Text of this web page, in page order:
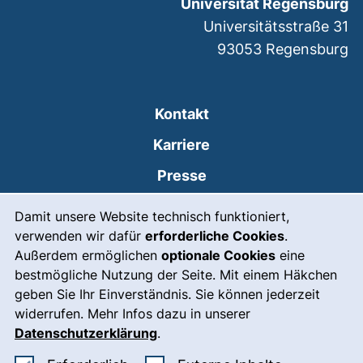
Damit unsere Website technisch funktioniert,
verwenden wir dafür erforderliche Cookies.
Außerdem ermöglichen optionale Cookies eine
bestmögliche Nutzung der Seite. Mit einem Häkchen
geben Sie Ihr Einverständnis. Sie können jederzeit
widerrufen. Mehr Infos dazu in unserer
Datenschutzerklärung.
Kontakt
Karriere
Presse
Leichte Sprache
Gebärdensprache
Notfall(externer Link, öffnet
Impressum
Universität Regensburg
Universitätsstraße 31
93053 Regensburg